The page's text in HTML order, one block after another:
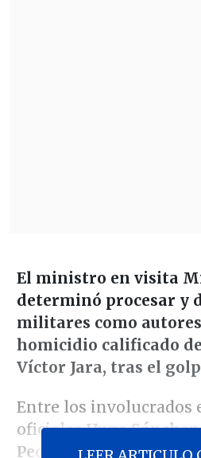
El ministro en visita
determinó procesar y
militares como
homicidio calificado
Víctor Jara, tras el
Entre los involucrados
oficialesHugo
Pedro Barrientos